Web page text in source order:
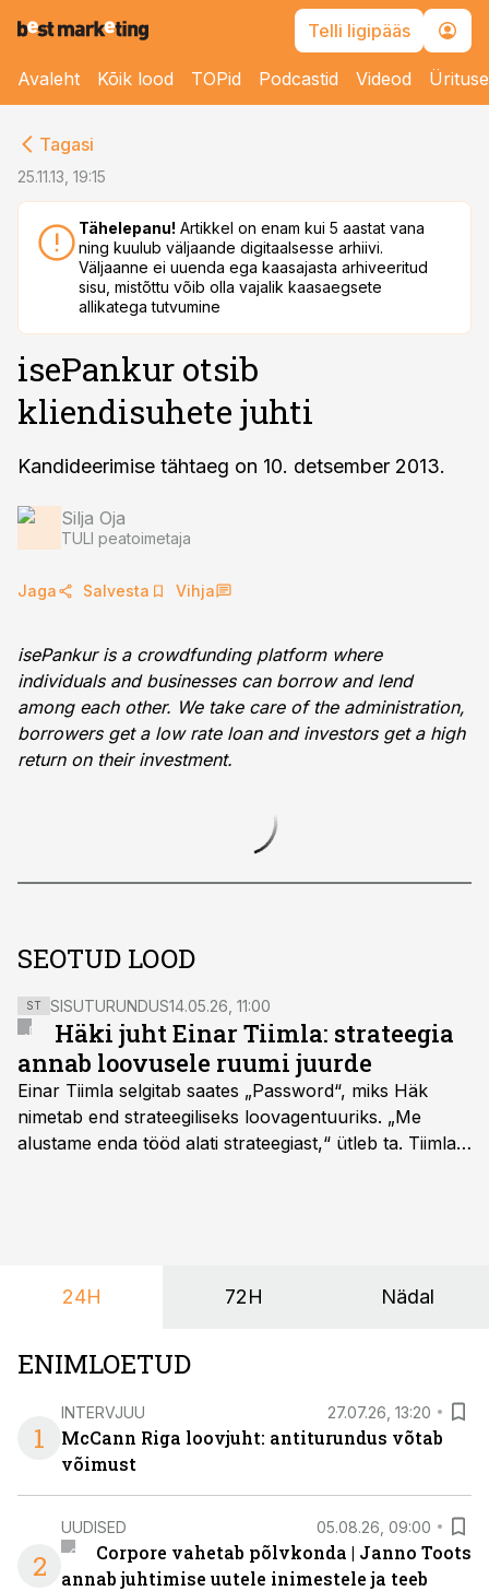
Telli ligipääs
Avaleht Kõik lood TOPid Podcastid Videod
Tagasi
25.11.13, 19:15
Tähelepanu! Artikkel on enam kui 5 aastat vana
ning kuulub väljaande digitaalsesse arhiivi.
Väljaanne ei uuenda ega kaasajasta arhiveeritud
sisu, mistõttu võib olla vajalik kaasaegsete
allikatega tutvumine
isePankur otsib
kliendisuhete juhti
Kandideerimise tähtaeg on 10. detsember 2013.
Silja Oja
TULI peatoimetaja
Jaga Salvesta Vihja
isePankur is a crowdfunding platform where
individuals and businesses can borrow and lend
among each other. We take care of the administration,
borrowers get a low rate loan and investors get a high
return on their investment.
SEOTUD LOOD
ST SISUTURUNDUS14.05.26, 11:00
Häki juht Einar Tiimla: strateegia
annab loovusele ruumi juurde
Einar Tiimla selgitab saates „Password“, miks Häk
nimetab end strateegiliseks loovagentuuriks. „Me
alustame enda tööd alati strateegiast,“ ütleb ta. Tiimla
24H 72H Nädal
ENIMLOETUD
1
INTERVJUU 27.07.26, 13:20
McCann Riga loovjuht: antiturundus võtab
võimust
2
UUDISED 05.08.26, 09:00
Corpore vahetab põlvkonda | Janno Toots
annab juhtimise uutele inimestele ja teeb